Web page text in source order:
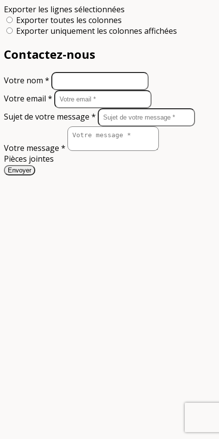
Exporter les lignes sélectionnées
Exporter toutes les colonnes
Exporter uniquement les colonnes affichées
Contactez-nous
Votre nom *
Votre email *
Sujet de votre message *
Votre message *
Pièces jointes
Envoyer